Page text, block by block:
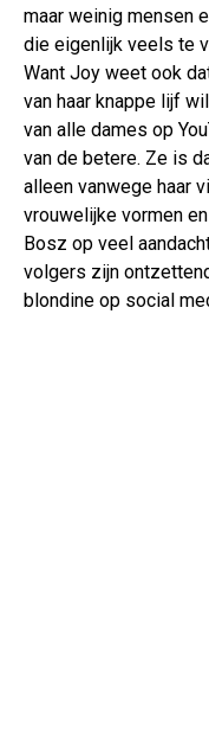
maar weinig mensen
die eigenlijk veels te
Want Joy weet ook
van haar knappe lijf
van alle dames op
van de betere. Ze is
alleen vanwege haar
vrouwelijke vormen
Bosz op veel
volgers zijn
blondine op social